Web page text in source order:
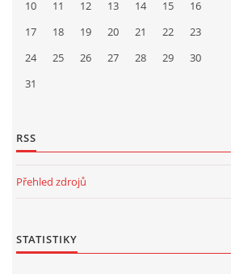
10
11 12 13 14 15
16
17
18 19 20 21 22
23
24
25 26 27 28 29
30
31
RSS
Přehled zdrojů
STATISTIKY